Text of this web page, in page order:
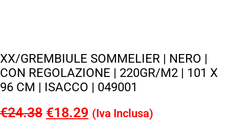
XX/GREMBIULE SOMMELIER | NERO |
CON REGOLAZIONE | 220GR/M2 | 101 X
96 CM | ISACCO | 049001
€24.38 Il
€18.29 Il
(Iva Inclusa)